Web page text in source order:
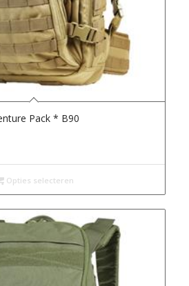
Pack * B90
Opties selecteren